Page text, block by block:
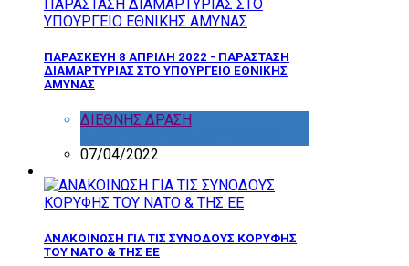
ΠΑΡΑΣΚΕΥΗ 8 ΑΠΡΙΛΗ 2022 - ΠΑΡΑΣΤΑΣΗ
ΔΙΑΜΑΡΤΥΡΙΑΣ ΣΤΟ ΥΠΟΥΡΓΕΙΟ ΕΘΝΙΚΗΣ
ΑΜΥΝΑΣ
ΔΙΕΘΝΗΣ ΔΡΑΣΗ
07/04/2022
ΑΝΑΚΟΙΝΩΣΗ ΓΙΑ ΤΙΣ ΣΥΝΟΔΟΥΣ ΚΟΡΥΦΗΣ
ΤΟΥ ΝΑΤΟ & ΤΗΣ ΕΕ